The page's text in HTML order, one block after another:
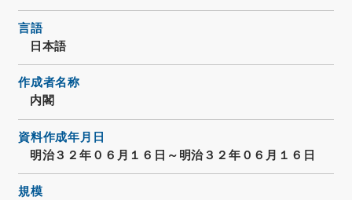
言語
日本語
作成者名称
内閣
資料作成年月日
明治３２年０６月１６日～明治３２年０６月１６日
規模